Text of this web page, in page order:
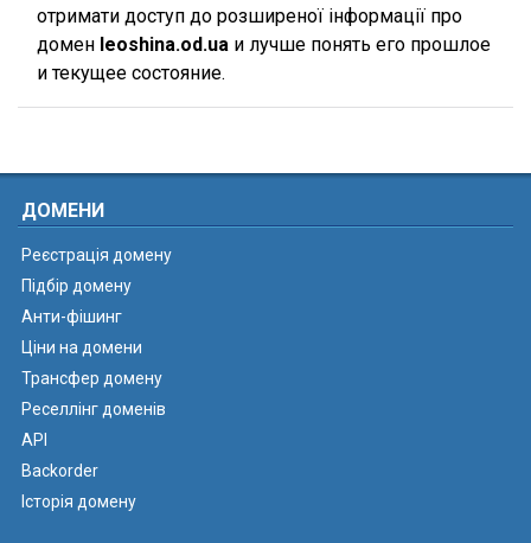
отримати доступ до розширеної інформації про
домен leoshina.od.ua и лучше понять его прошлое
и текущее состояние.
ДОМЕНИ
Реєстрація домену
Підбір домену
Анти-фішинг
Ціни на домени
Трансфер домену
Реселлінг доменів
API
Backorder
Історія домену